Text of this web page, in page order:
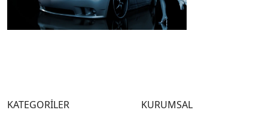
KATEGORİLER KURUMSAL